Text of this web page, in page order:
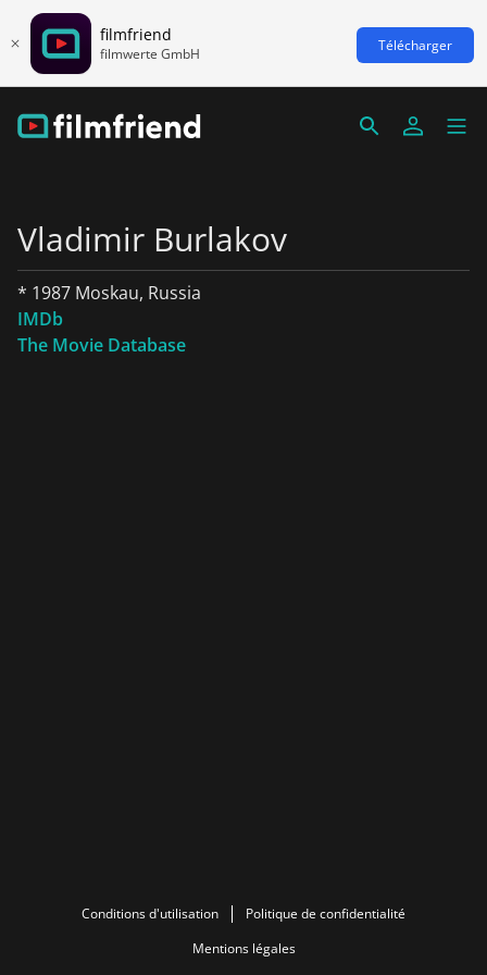
filmfriend
filmwerte GmbH Télécharger
Vladimir Burlakov
* 1987 Moskau, Russia
IMDb
The Movie Database
Conditions d'utilisation
Politique de confidentialité
Mentions légales